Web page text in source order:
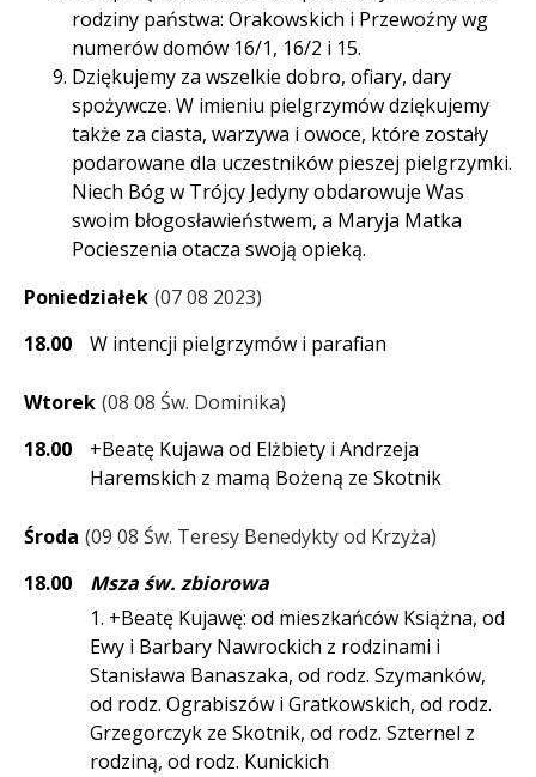
rodziny państwa: Orakowskich i Przewoźny wg
numerów domów 16/1, 16/2 i 15.
Dziękujemy za wszelkie dobro, ofiary, dary
spożywcze. W imieniu pielgrzymów dziękujemy
także za ciasta, warzywa i owoce, które zostały
podarowane dla uczestników pieszej pielgrzymki.
Niech Bóg w Trójcy Jedyny obdarowuje Was
swoim błogosławieństwem, a Maryja Matka
Pocieszenia otacza swoją opieką.
Poniedziałek 07 08 2023
18.00
W intencji pielgrzymów i parafian
Wtorek 08 08 Św. Dominika
18.00
+Beatę Kujawa od Elżbiety i Andrzeja
Haremskich z mamą Bożeną ze Skotnik
Środa 09 08 Św. Teresy Benedykty od Krzyża
18.00
Msza św. zbiorowa
1. +Beatę Kujawę: od mieszkańców Książna, od
Ewy i Barbary Nawrockich z rodzinami i
Stanisława Banaszaka, od rodz. Szymanków,
od rodz. Ograbiszów i Gratkowskich, od rodz.
Grzegorczyk ze Skotnik, od rodz. Szternel z
rodziną, od rodz. Kunickich